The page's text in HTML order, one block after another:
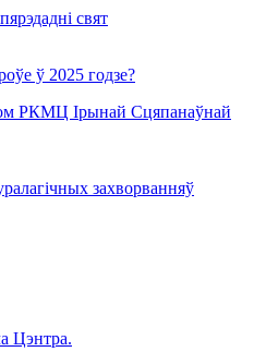
свят
ў 2025 годзе?
РКМЦ Ірынай Сцяпанаўнай
захворванняў
Цэнтра.